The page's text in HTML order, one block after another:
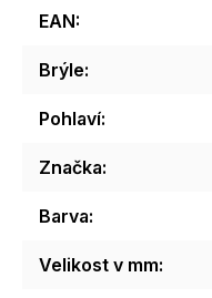
EAN:
Brýle:
Pohlaví:
Značka:
Barva:
Velikost v mm: